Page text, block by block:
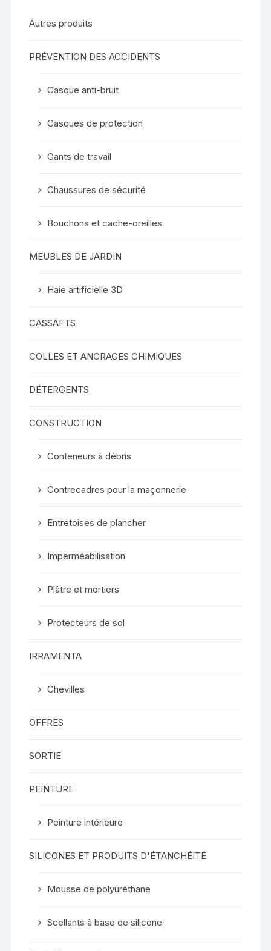
Autres produits
PRÉVENTION DES ACCIDENTS
Casque anti-bruit
Casques de protection
Gants de travail
Chaussures de sécurité
Bouchons et cache-oreilles
MEUBLES DE JARDIN
Haie artificielle 3D
CASSAFTS
COLLES ET ANCRAGES CHIMIQUES
DÉTERGENTS
CONSTRUCTION
Conteneurs à débris
Contrecadres pour la maçonnerie
Entretoises de plancher
Imperméabilisation
Plâtre et mortiers
Protecteurs de sol
IRRAMENTA
Chevilles
OFFRES
SORTIE
PEINTURE
Peinture intérieure
SILICONES ET PRODUITS D'ÉTANCHÉITÉ
Mousse de polyuréthane
Scellants à base de silicone